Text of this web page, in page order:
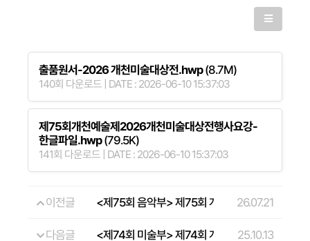
출품원서-2026 개천미술대상전.hwp(8.7M)
140회 다운로드 | DATE : 2026-06-10 15:37:03
제75회개천예술제2026개천미술대상전행사요강-
한글파일.hwp(79.5K)
141회 다운로드 | DATE : 2026-06-10 15:37:03
이전글 <제75회 음악부> 제75회 개천예술제 전국음악
26.07.21
다음글 <제74회 미술부> 제74회 개천예술제 전국휘호대
25.10.13